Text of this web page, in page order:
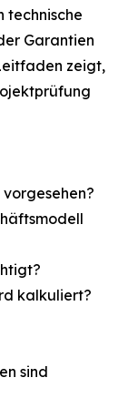
technische
Garantien
zeigt,
kalkuliert?
sind